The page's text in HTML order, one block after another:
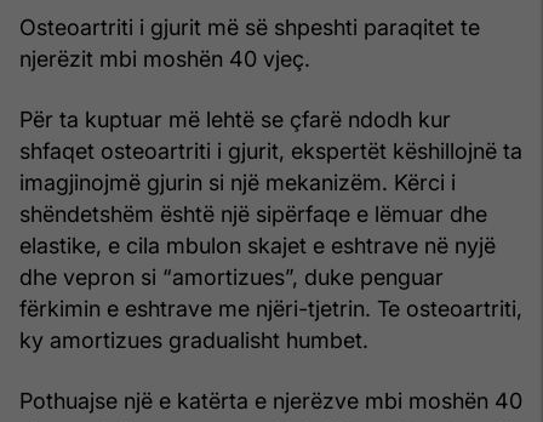
Osteoartriti i gjurit më së shpeshti paraqitet te
njerëzit mbi moshën 40 vjeç.
Për ta kuptuar më lehtë se çfarë ndodh kur
shfaqet osteoartriti i gjurit, ekspertët këshillojnë ta
imagjinojmë gjurin si një mekanizëm. Kërci i
shëndetshëm është një sipërfaqe e lëmuar dhe
elastike, e cila mbulon skajet e eshtrave në nyjë
dhe vepron si “amortizues”, duke penguar
fërkimin e eshtrave me njëri-tjetrin. Te osteoartriti,
ky amortizues gradualisht humbet.
Pothuajse një e katërta e njerëzve mbi moshën 40